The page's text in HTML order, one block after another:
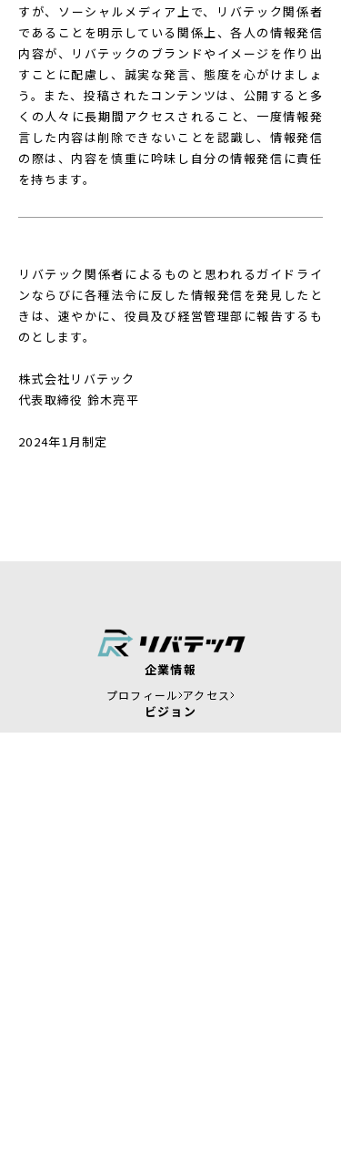
すが、ソーシャルメディア上で、リバテック関係者
であることを明示している関係上、各人の情報発信
内容が、リバテックのブランドやイメージを作り出
すことに配慮し、誠実な発言、態度を心がけましょ
う。また、投稿されたコンテンツは、公開すると多
くの人々に長期間アクセスされること、一度情報発
言した内容は削除できないことを認識し、情報発信
の際は、内容を慎重に吟味し自分の情報発信に責任
を持ちます。
リバテック関係者によるものと思われるガイドライ
ンならびに各種法令に反した情報発信を発見したと
きは、速やかに、役員及び経営管理部に報告するも
のとします。
株式会社リバテック
代表取締役 鈴木亮平
2024年1月制定
企業情報
プロフィール アクセス
ビジョン